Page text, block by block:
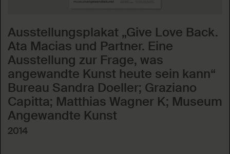
Ausstellungsplakat „Give Love Back.
Ata Macias und Partner. Eine
Ausstellung zur Frage, was
angewandte Kunst heute sein kann“
Bureau Sandra Doeller; Graziano
Capitta; Matthias Wagner K; Museum
Angewandte Kunst
2014